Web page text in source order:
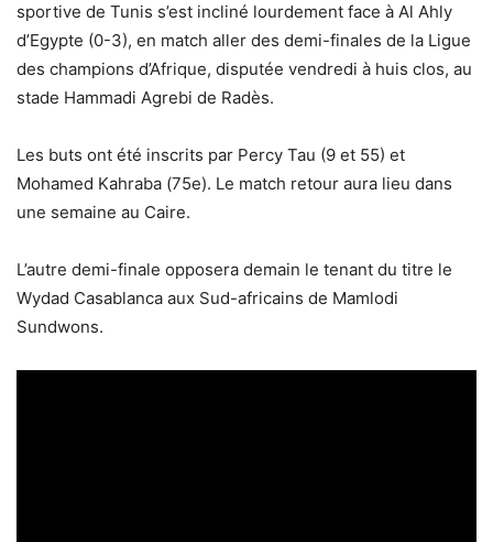
sportive de Tunis s’est incliné lourdement face à Al Ahly
d’Egypte (0-3), en match aller des demi-finales de la Ligue
des champions d’Afrique, disputée vendredi à huis clos, au
stade Hammadi Agrebi de Radès.
Les buts ont été inscrits par Percy Tau (9 et 55) et
Mohamed Kahraba (75e). Le match retour aura lieu dans
une semaine au Caire.
L’autre demi-finale opposera demain le tenant du titre le
Wydad Casablanca aux Sud-africains de Mamlodi
Sundwons.